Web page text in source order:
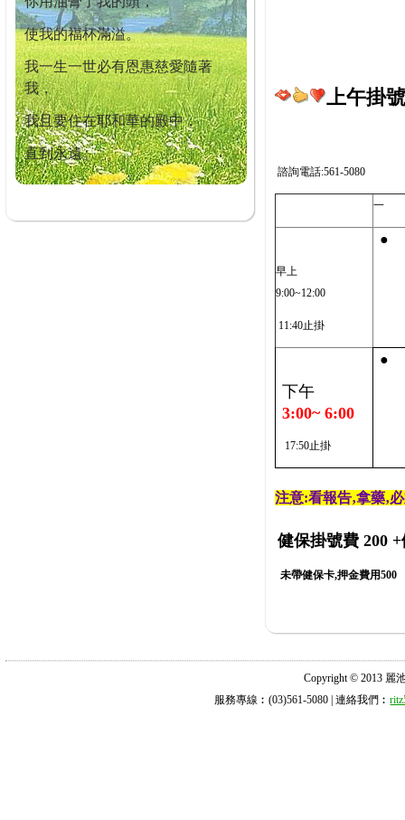
使我的福杯滿溢。
我一生一世必有恩惠慈愛隨著
我，
我且要住在耶和華的殿中，
直到永遠。
上午掛
諮詢電話:561-5080
一
早上
9:00~12:00
11:40止掛
●
下午
3:00~ 6:00
17:50止掛
●
注意:看報告‚拿藥‚
健保掛號費 200 +
未帶健保卡,押金費用500
Copyright © 2013 麗
服務專線︰(03)561-5080 | 連絡我們︰